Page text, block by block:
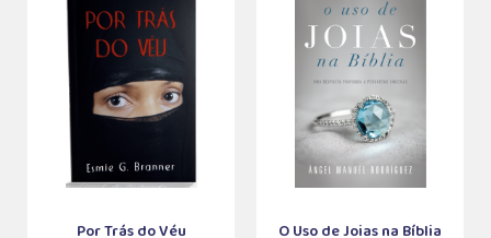
Por Trás do Véu O Uso de Joias na Bíblia